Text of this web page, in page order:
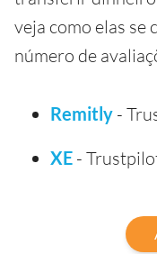
veja como elas se
número de
Remitly -
XE -